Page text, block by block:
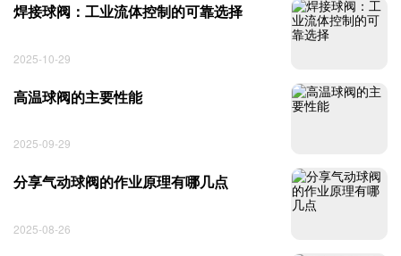
焊接球阀：工业流体控制的可靠选择
2025-10-29
高温球阀的主要性能
2025-09-29
分享气动球阀的作业原理有哪几点
2025-08-26